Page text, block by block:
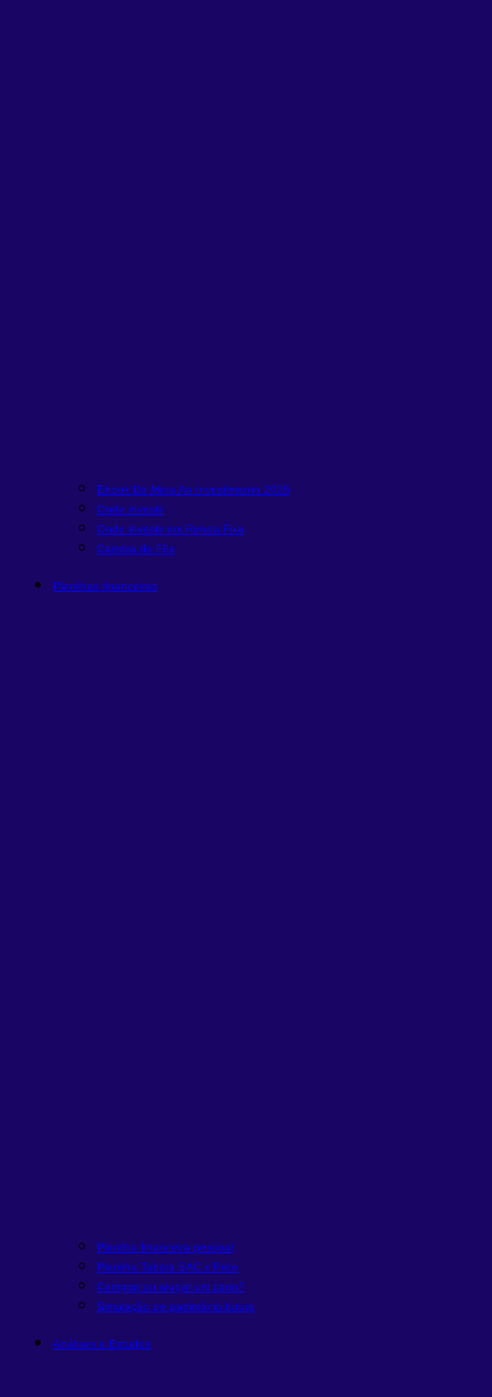
Ebook Da Meta Ao Investimento 2026
Onde investir
Onde investir em Renda Fixa
Carteira de FIIs
Planilhas financeiras
Planilha financeira pessoal
Planilha Tabela SAC x Price
Comprar ou alugar um carro?
Simulação de patrimônio futuro
Análises e Estudos